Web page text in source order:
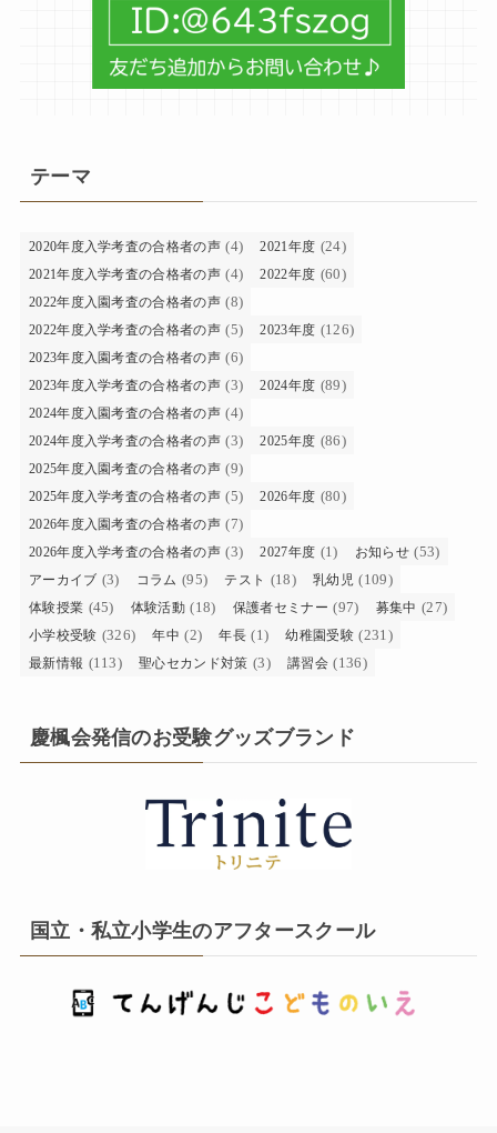
テーマ
2020年度入学考査の合格者の声 (4) 2021年度 (24)
2021年度入学考査の合格者の声 (4) 2022年度 (60)
2022年度入園考査の合格者の声 (8)
2022年度入学考査の合格者の声 (5) 2023年度 (126)
2023年度入園考査の合格者の声 (6)
2023年度入学考査の合格者の声 (3) 2024年度 (89)
2024年度入園考査の合格者の声 (4)
2024年度入学考査の合格者の声 (3) 2025年度 (86)
2025年度入園考査の合格者の声 (9)
2025年度入学考査の合格者の声 (5) 2026年度 (80)
2026年度入園考査の合格者の声 (7)
2026年度入学考査の合格者の声 (3) 2027年度 (1) お知らせ (53)
アーカイブ (3) コラム (95) テスト (18) 乳幼児 (109)
体験授業 (45) 体験活動 (18) 保護者セミナー (97) 募集中 (27)
小学校受験 (326) 年中 (2) 年長 (1) 幼稚園受験 (231)
最新情報 (113) 聖心セカンド対策 (3) 講習会 (136)
慶楓会発信のお受験グッズブランド
国立・私立小学生のアフタースクール